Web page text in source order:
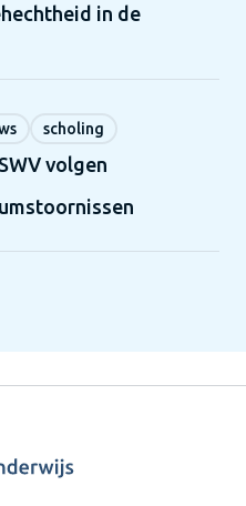
in de
volgen
scholing